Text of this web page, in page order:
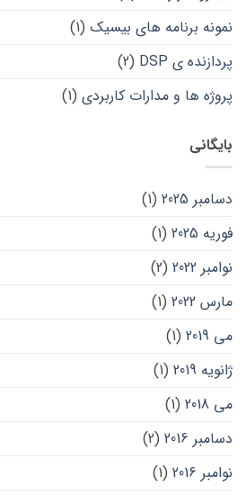
نمونه برنامه های بیسیک (1)
پردازنده ی DSP
(2)
پروژه ها و مدارات کاربردی (1)
بایگانی
دسامبر 2025
(1)
فوریه 2025
(1)
نوامبر 2022
(2)
مارس 2022
(1)
می 2019
(1)
ژانویه 2019
(1)
می 2018
(1)
دسامبر 2016
(2)
نوامبر 2016
(1)